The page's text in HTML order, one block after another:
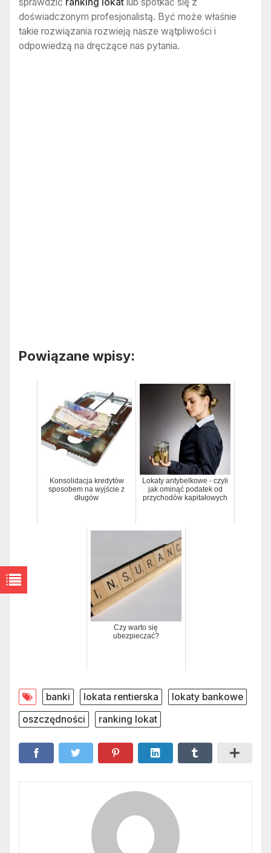
sprawdzić ranking lokat lub spotkać się z
doświadczonym profesjonalistą. Być może właśnie
takie rozwiązania rozwieją nasze wątpliwości i
odpowiedzą na dręczące nas pytania.
Powiązane wpisy:
Konsolidacja kredytów
sposobem na wyjście z
długów
Lokaty antybelkowe - czyli
jak ominąć podatek od
przychodów kapitałowych
Czy warto się
ubezpieczać?
banki lokata rentierska
lokaty bankowe
oszczędności
ranking lokat